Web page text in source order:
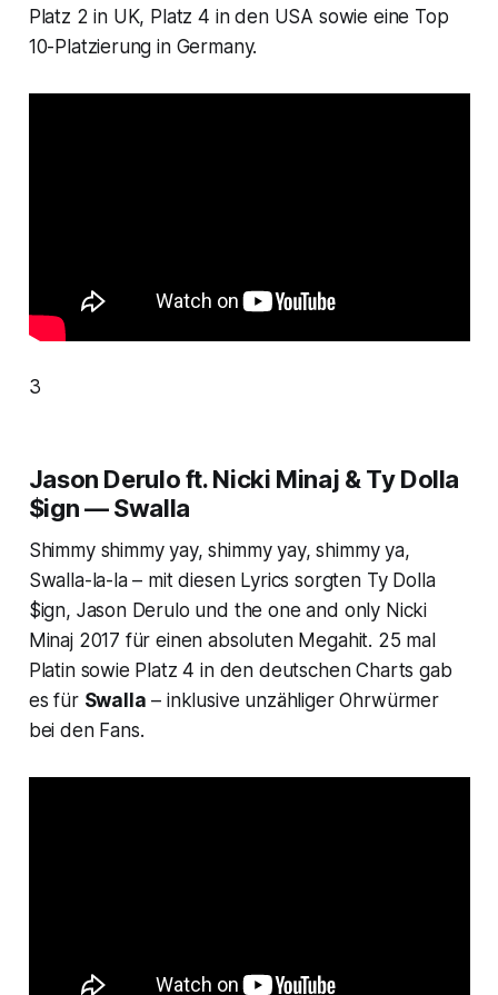
Platz 2 in UK, Platz 4 in den USA sowie eine Top
10-Platzierung in Germany.
3
Jason Derulo ft. Nicki Minaj & Ty Dolla
$ign — Swalla
Shimmy shimmy yay, shimmy yay, shimmy ya,
Swalla-la-la – mit diesen Lyrics sorgten Ty Dolla
$ign, Jason Derulo und the one and only Nicki
Minaj 2017 für einen absoluten Megahit. 25 mal
Platin sowie Platz 4 in den deutschen Charts gab
es für Swalla – inklusive unzähliger Ohrwürmer
bei den Fans.